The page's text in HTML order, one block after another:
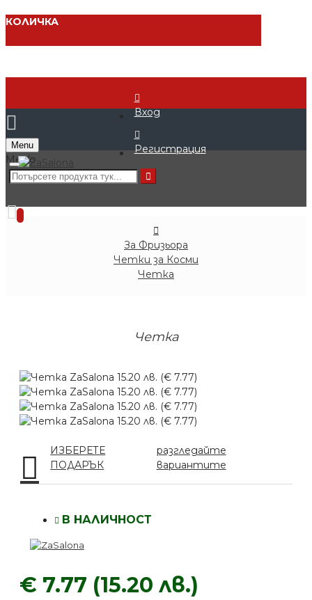
КОЛИЧКА
Вход
Регистрация
Menu
0
За Фризьора
Четки за Косми
Четка
Четка
ИЗБЕРЕТЕ
ПОДАРЪК
разгледайте
вариантите
€ 7.77 (15.20 лв.)
В НАЛИЧНОСТ